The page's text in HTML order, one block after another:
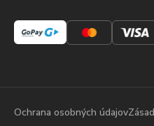
Ochrana osobných údajov